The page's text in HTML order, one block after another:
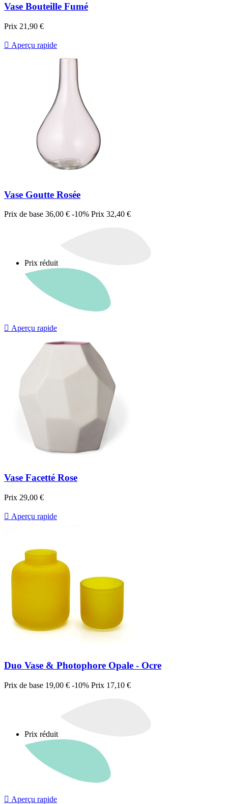
Vase Bouteille Fumé
Prix 21,90 €
 Aperçu rapide
Vase Goutte Rosée
Prix de base 36,00 € -10% Prix 32,40 €
Prix réduit
 Aperçu rapide
Vase Facetté Rose
Prix 29,00 €
 Aperçu rapide
Duo Vase & Photophore Opale - Ocre
Prix de base 19,00 € -10% Prix 17,10 €
Prix réduit
 Aperçu rapide